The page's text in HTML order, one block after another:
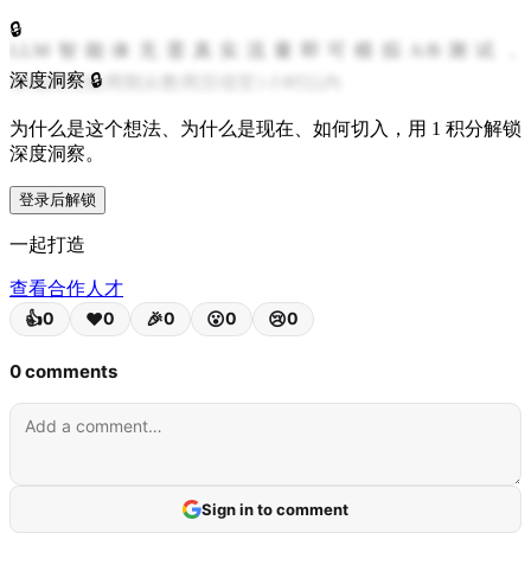
LLM智能体无需真实流量即可模拟A/B测试，
将电商实验周期从数周压缩至1小时以内
🔒
深度洞察 🔒
为什么是这个想法、为什么是现在、如何切入，用 1 积分解锁
深度洞察。
登录后解锁
一起打造
查看合作人才